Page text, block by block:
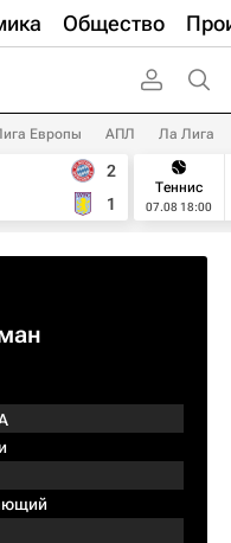
Общество
Европы АПЛ Ла Лига
2
1
Теннис
07.08 18:00